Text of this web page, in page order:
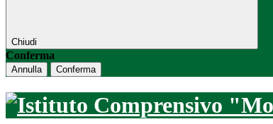
Chiudi
Conferma
Annulla Conferma